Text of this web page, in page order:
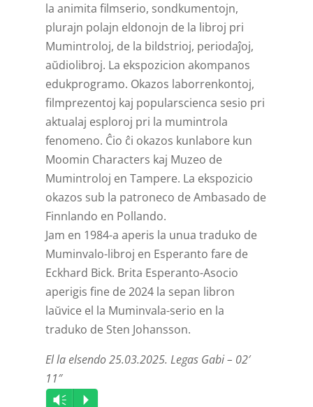
la animita filmserio, sondkumentojn,
plurajn polajn eldonojn de la libroj pri
Mumintroloj, de la bildstrioj, periodaĵoj,
aŭdiolibroj. La ekspozicion akompanos
edukprogramo. Okazos laborrenkontoj,
filmprezentoj kaj popularscienca sesio pri
aktualaj esploroj pri la mumintrola
fenomeno. Ĉio ĉi okazos kunlabore kun
Moomin Characters kaj Muzeo de
Mumintroloj en Tampere. La ekspozicio
okazos sub la patroneco de Ambasado de
Finnlando en Pollando.
Jam en 1984-a aperis la unua traduko de
Muminvalo-libroj en Esperanto fare de
Eckhard Bick. Brita Esperanto-Asocio
aperigis fine de 2024 la sepan libron
laŭvice el la Muminvala-serio en la
traduko de Sten Johansson.
El la elsendo 25.03.2025. Legas Gabi – 02′
11″
Audio
Vm P